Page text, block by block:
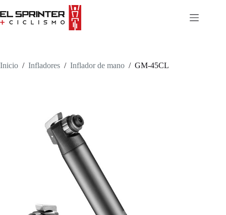
to
content
Inicio / Infladores / Inflador de mano / GM-45CL